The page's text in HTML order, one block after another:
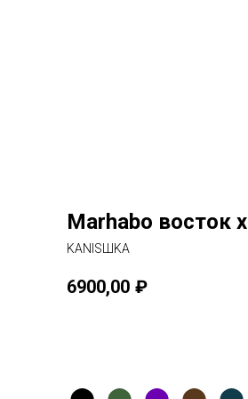
Marhabo восток
KANISШKA
6900,00 ₽